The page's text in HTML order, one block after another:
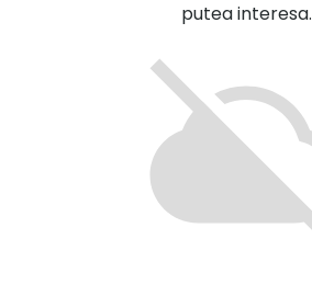
Autoutilitare
Alte tipuri vehicule
putea interesa.